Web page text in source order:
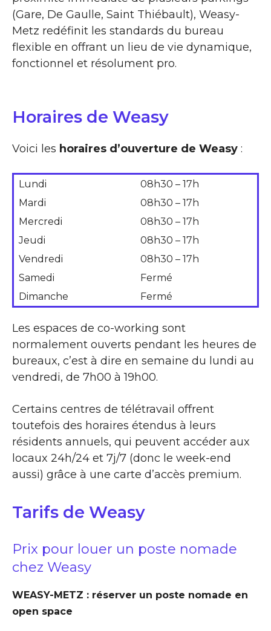
(Gare, De Gaulle, Saint Thiébault), Weasy-
Metz redéfinit les standards du bureau
flexible en offrant un lieu de vie dynamique,
fonctionnel et résolument pro.
Horaires de Weasy
Voici les horaires d’ouverture de Weasy :
Lundi
08h30 – 17h
Mardi
08h30 – 17h
Mercredi
08h30 – 17h
Jeudi
08h30 – 17h
Vendredi
08h30 – 17h
Samedi
Fermé
Dimanche
Fermé
Les espaces de co-working sont
normalement ouverts pendant les heures de
bureaux, c’est à dire en semaine du lundi au
vendredi, de 7h00 à 19h00.
Certains centres de télétravail offrent
toutefois des horaires étendus à leurs
résidents annuels, qui peuvent accéder aux
locaux 24h/24 et 7j/7 (donc le week-end
aussi) grâce à une carte d’accès premium.
Tarifs de Weasy
Prix pour louer un poste nomade
chez Weasy
WEASY-METZ : réserver un poste nomade en
open space